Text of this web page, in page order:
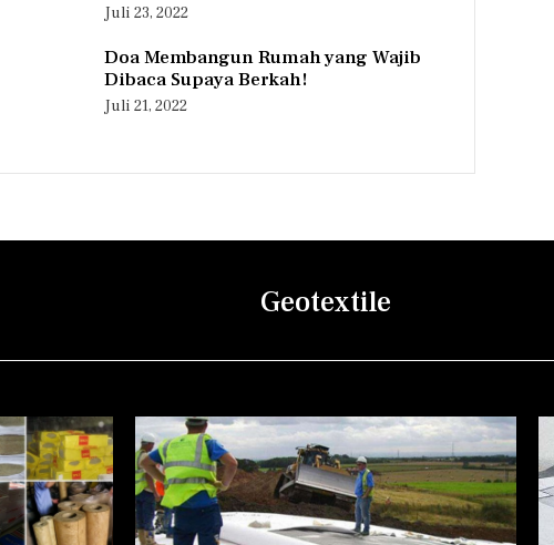
Juli 23, 2022
Doa Membangun Rumah yang Wajib
Dibaca Supaya Berkah!
Juli 21, 2022
Geotextile